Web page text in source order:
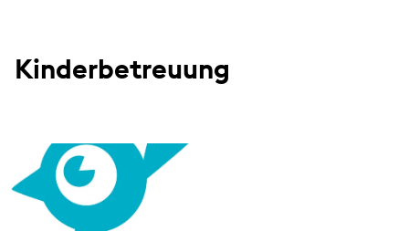
Kinderbetreuung